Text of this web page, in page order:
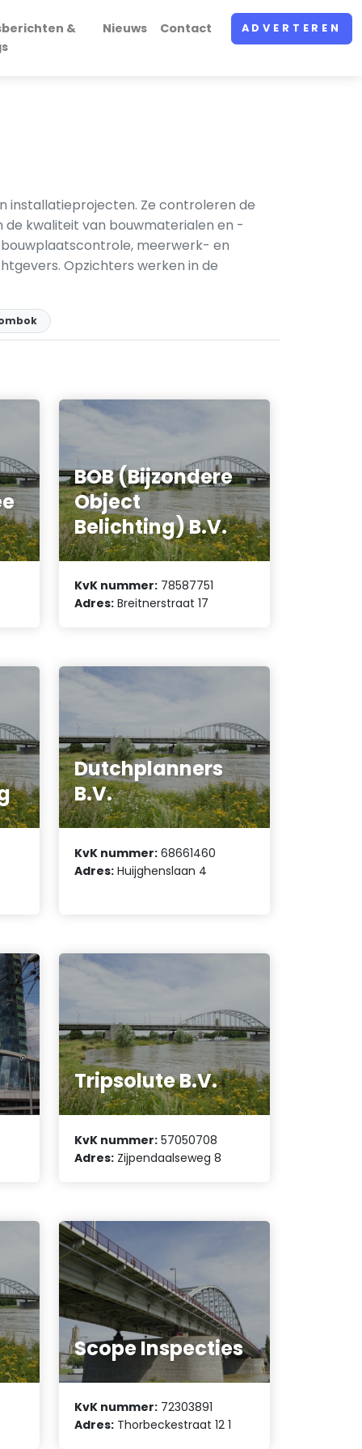
&
Nieuws Contact ADVERTEREN
installatieprojecten. Ze controleren de
kwaliteit van bouwmaterialen en -
meerwerk- en
Opzichters werken in de
BOB (Bijzondere
Object
Belichting) B.V.
KvK nummer: 78587751
Adres: Breitnerstraat 17
Dutchplanners
B.V.
KvK nummer: 68661460
Adres: Huijghenslaan 4
Tripsolute B.V.
KvK nummer: 57050708
Adres: Zijpendaalseweg 8
Scope Inspecties
KvK nummer: 72303891
Adres: Thorbeckestraat 12 1